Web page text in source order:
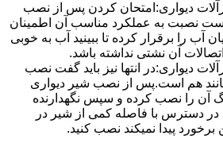
دیواری:امتحان کردن پس از نصب
نصبت به عملکرد مناسب آن اطمینان
آب را برقرار کرده تا ببینید آب به خوبی
آن نشتی نداشته باشد.
دیواری:در انتها نیز باید گفت نصب
هم است.پس از نصب شیر دیواری
آن را نصب کرده و سپس نگهدارنده
دسترس با فاصله کمی از شیر در
پیدا نمیکند نصب کنید.